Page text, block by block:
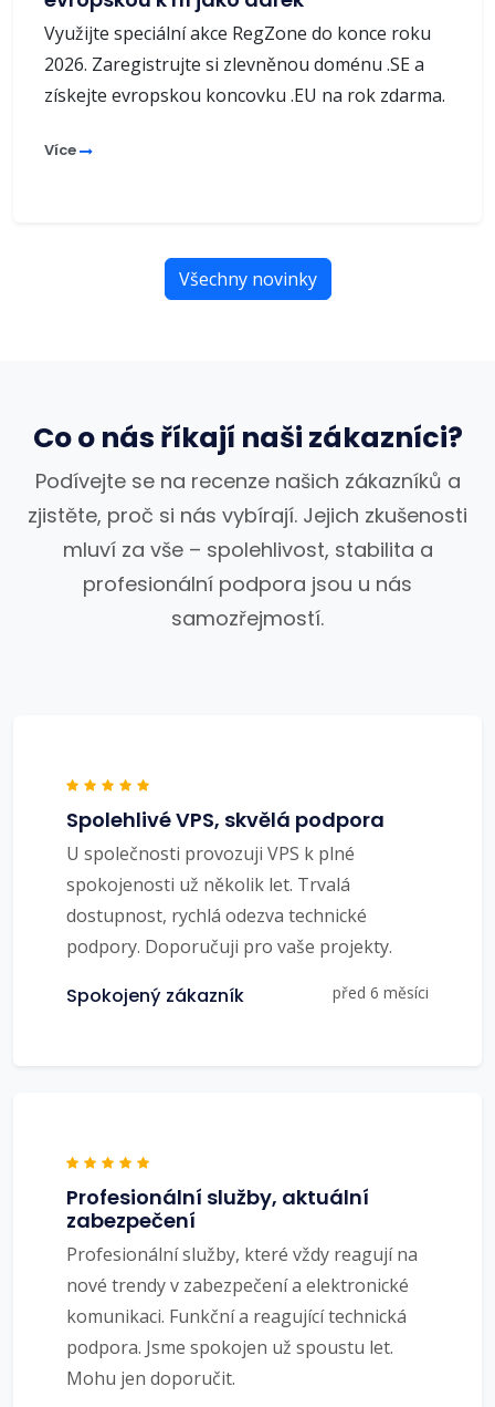
Využijte speciální akce RegZone do konce roku
2026. Zaregistrujte si zlevněnou doménu .SE a
získejte evropskou koncovku .EU na rok zdarma.
Více
Všechny novinky
Co o nás říkají naši zákazníci?
Podívejte se na recenze našich zákazníků a
zjistěte, proč si nás vybírají. Jejich zkušenosti
mluví za vše – spolehlivost, stabilita a
profesionální podpora jsou u nás
samozřejmostí.
Spolehlivé VPS, skvělá podpora
U společnosti provozuji VPS k plné
spokojenosti už několik let. Trvalá
dostupnost, rychlá odezva technické
podpory. Doporučuji pro vaše projekty.
Spokojený zákazník před 6 měsíci
Profesionální služby, aktuální
zabezpečení
Profesionální služby, které vždy reagují na
nové trendy v zabezpečení a elektronické
komunikaci. Funkční a reagující technická
podpora. Jsme spokojen už spoustu let.
Mohu jen doporučit.